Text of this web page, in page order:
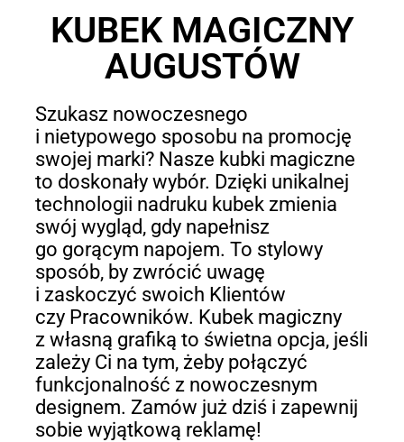
KUBEK MAGICZNY
AUGUSTÓW
Szukasz nowoczesnego
i nietypowego sposobu na promocję
swojej marki? Nasze kubki magiczne
to doskonały wybór. Dzięki unikalnej
technologii nadruku kubek zmienia
swój wygląd, gdy napełnisz
go gorącym napojem. To stylowy
sposób, by zwrócić uwagę
i zaskoczyć swoich Klientów
czy Pracowników. Kubek magiczny
z własną grafiką to świetna opcja, jeśli
zależy Ci na tym, żeby połączyć
funkcjonalność z nowoczesnym
designem. Zamów już dziś i zapewnij
sobie wyjątkową reklamę!